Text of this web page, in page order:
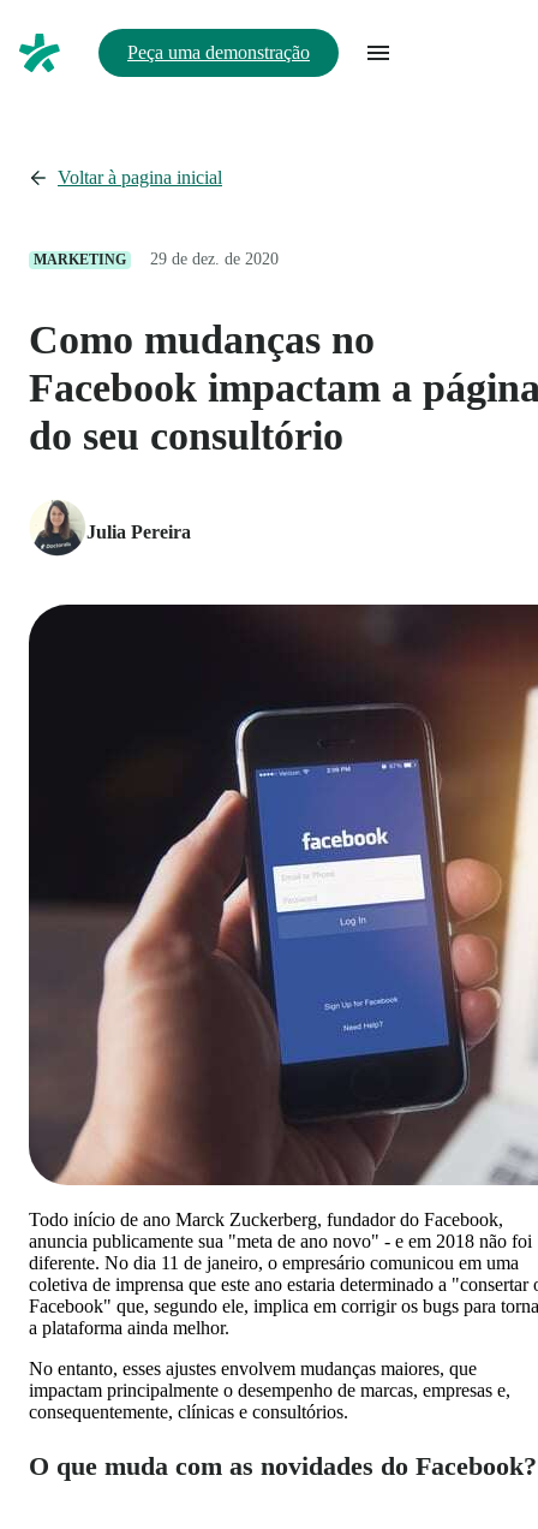
Peça uma demonstração
Voltar à pagina inicial
MARKETING 29 de dez. de 2020
Como mudanças no
Facebook impactam a
do seu consultório
Julia Pereira
Todo início de ano Marck Zuckerberg, fundador do Facebook,
anuncia publicamente sua "meta de ano novo" - e em 2018 não foi
diferente. No dia 11 de janeiro, o empresário comunicou em uma
coletiva de imprensa que este ano estaria determinado a "consertar
Facebook" que, segundo ele, implica em corrigir os bugs para
a plataforma ainda melhor.
No entanto, esses ajustes envolvem mudanças maiores, que
impactam principalmente o desempenho de marcas, empresas e,
consequentemente, clínicas e consultórios.
O que muda com as novidades do Facebook?